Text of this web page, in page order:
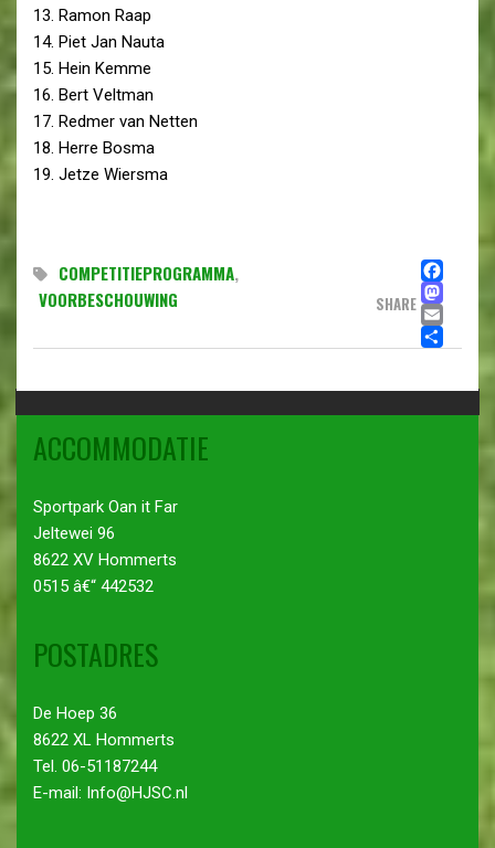
13. Ramon Raap
14. Piet Jan Nauta
15. Hein Kemme
16. Bert Veltman
17. Redmer van Netten
18. Herre Bosma
19. Jetze Wiersma
COMPETITIEPROGRAMMA,
VOORBESCHOUWING
SHARE
ACCOMMODATIE
Sportpark Oan it Far
Jeltewei 96
8622 XV Hommerts
0515 â€“ 442532
POSTADRES
De Hoep 36
8622 XL Hommerts
Tel. 06-51187244
E-mail: Info@HJSC.nl